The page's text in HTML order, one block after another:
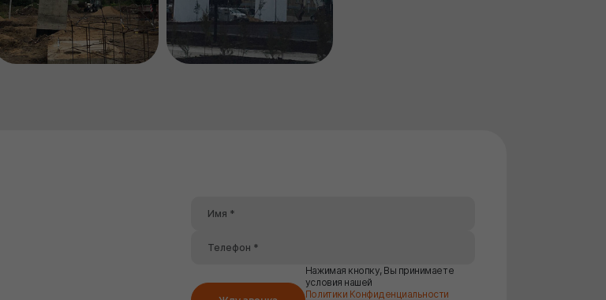
Нажимая кнопку, Вы принимаете
условия нашей
Политики Конфиденциальности